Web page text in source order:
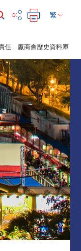
繁
任 廠商會歷史資料庫